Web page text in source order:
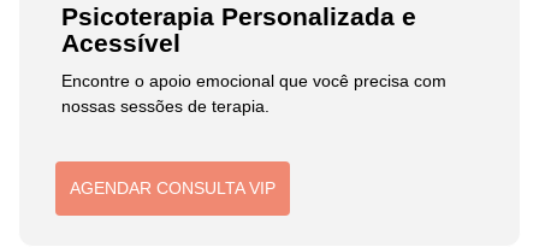
Psicoterapia Personalizada e
Acessível
Encontre o apoio emocional que você precisa com
nossas sessões de terapia.
AGENDAR CONSULTA VIP